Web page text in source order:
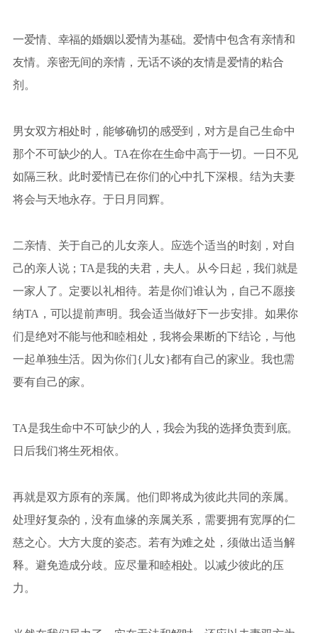
一爱情、幸福的婚姻以爱情为基础。爱情中包含有亲情和
友情。亲密无间的亲情，无话不谈的友情是爱情的粘合
剂。
男女双方相处时，能够确切的感受到，对方是自己生命中
那个不可缺少的人。TA在你在生命中高于一切。一日不见
如隔三秋。此时爱情已在你们的心中扎下深根。结为夫妻
将会与天地永存。于日月同辉。
二亲情、关于自己的儿女亲人。应选个适当的时刻，对自
己的亲人说；TA是我的夫君，夫人。从今日起，我们就是
一家人了。定要以礼相待。若是你们谁认为，自己不愿接
纳TA，可以提前声明。我会适当做好下一步安排。如果你
们是绝对不能与他和睦相处，我将会果断的下结论，与他
一起单独生活。因为你们{儿女}都有自己的家业。我也需
要有自己的家。
TA是我生命中不可缺少的人，我会为我的选择负责到底。
日后我们将生死相依。
再就是双方原有的亲属。他们即将成为彼此共同的亲属。
处理好复杂的，没有血缘的亲属关系，需要拥有宽厚的仁
慈之心。大方大度的姿态。若有为难之处，须做出适当解
释。避免造成分歧。应尽量和睦相处。以减少彼此的压
力。